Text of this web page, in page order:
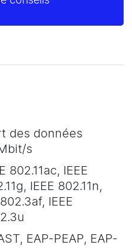
des données
s
802.11ac, IEEE
IEEE 802.11n,
IEEE
EAP-PEAP, EAP-